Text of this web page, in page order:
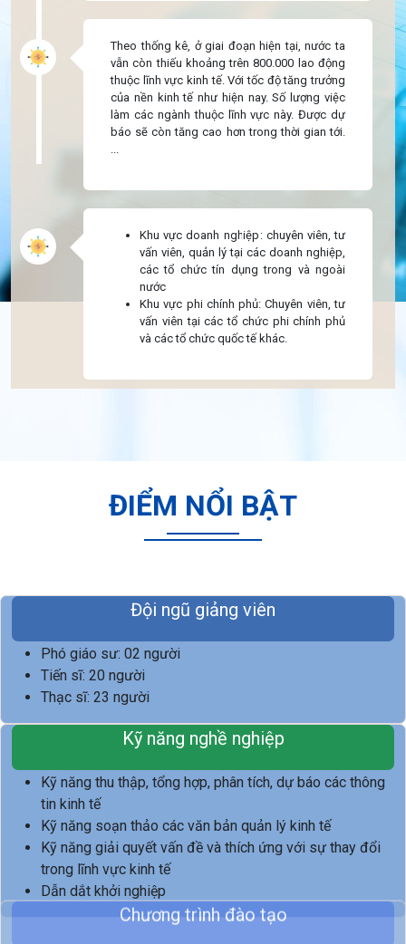
Theo thống kê, ở giai đoạn hiện tại, nước ta
vẫn còn thiếu khoảng trên 800.000 lao động
thuộc lĩnh vực kinh tế. Với tốc độ tăng trưởng
của nền kinh tế như hiện nay. Số lượng việc
làm các ngành thuộc lĩnh vực này. Được dự
báo sẽ còn tăng cao hơn trong thời gian tới.
Khu vực doanh nghiệp: chuyên viên, tư
vấn viên, quản lý tại các doanh nghiệp,
các tổ chức tín dụng trong và ngoài
nước
Khu vực phi chính phủ: Chuyên viên, tư
vấn viên tại các tổ chức phi chính phủ
và các tổ chức quốc tế khác.
ĐIỂM NỔI BẬT
Đội ngũ giảng viên
Phó giáo sư: 02 người
Tiến sĩ: 20 người
Thạc sĩ: 23 người
Kỹ năng nghề nghiệp
Kỹ năng thu thập, tổng hợp, phân tích, dự báo các thông
tin kinh tế
Kỹ năng soạn thảo các văn bản quản lý kinh tế
Kỹ năng giải quyết vấn đề và thích ứng với sự thay đổi
trong lĩnh vực kinh tế
Dẫn dắt khởi nghiệp
Chương trình đào tạo